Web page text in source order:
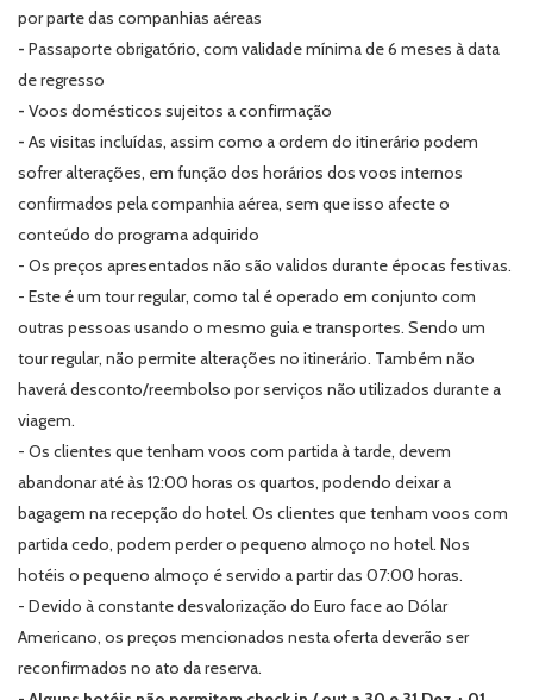
por parte das companhias aéreas
- Passaporte obrigatório, com validade mínima de 6 meses à data
de regresso
- Voos domésticos sujeitos a confirmação
- As visitas incluídas, assim como a ordem do itinerário podem
sofrer alterações, em função dos horários dos voos internos
confirmados pela companhia aérea, sem que isso afecte o
conteúdo do programa adquirido
- Os preços apresentados não são validos durante épocas festivas.
- Este é um tour regular, como tal é operado em conjunto com
outras pessoas usando o mesmo guia e transportes. Sendo um
tour regular, não permite alterações no itinerário. Também não
haverá desconto/reembolso por serviços não utilizados durante a
viagem.
- Os clientes que tenham voos com partida à tarde, devem
abandonar até às 12:00 horas os quartos, podendo deixar a
bagagem na recepção do hotel. Os clientes que tenham voos com
partida cedo, podem perder o pequeno almoço no hotel. Nos
hotéis o pequeno almoço é servido a partir das 07:00 horas.
- Devido à constante desvalorização do Euro face ao Dólar
Americano, os preços mencionados nesta oferta deverão ser
reconfirmados no ato da reserva.